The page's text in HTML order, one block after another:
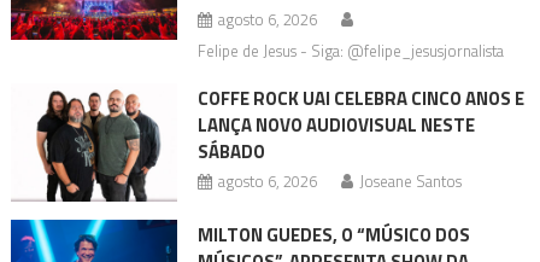
agosto 6, 2026
Felipe de Jesus - Siga: @felipe_jesusjornalista
COFFE ROCK UAI CELEBRA CINCO ANOS E
LANÇA NOVO AUDIOVISUAL NESTE
SÁBADO
agosto 6, 2026 Joseane Santos
MILTON GUEDES, O “MÚSICO DOS